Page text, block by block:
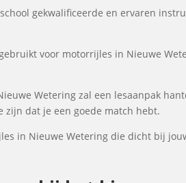
gekwalificeerde en ervaren
voor motorrijles in Nieuwe
Wetering zal een lesaanpak
zijn dat je een goede match hebt.
in Nieuwe Wetering die dicht bij